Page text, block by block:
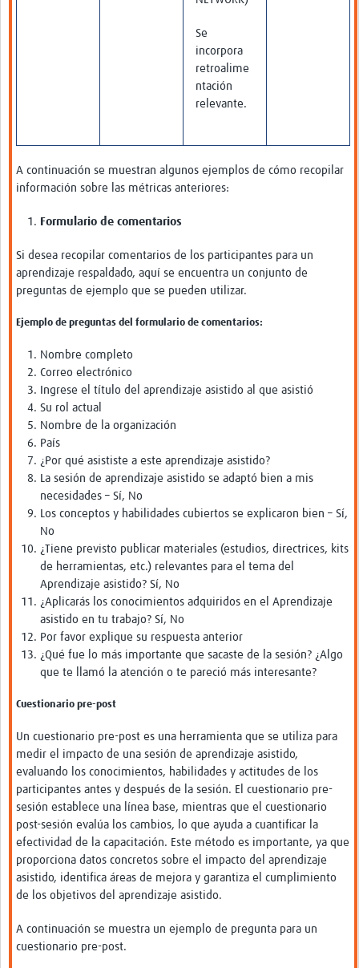
Se
incorpora
retroalime
ntación
relevante.
A continuación se muestran algunos ejemplos de cómo recopilar
información sobre las métricas anteriores:
Formulario de comentarios
Si desea recopilar comentarios de los participantes para un
aprendizaje respaldado, aquí se encuentra un conjunto de
preguntas de ejemplo que se pueden utilizar.
Ejemplo de preguntas del formulario de comentarios:
Nombre completo
Correo electrónico
Ingrese el título del aprendizaje asistido al que asistió
Su rol actual
Nombre de la organización
País
¿Por qué asististe a este aprendizaje asistido?
La sesión de aprendizaje asistido se adaptó bien a mis
necesidades – Sí, No
Los conceptos y habilidades cubiertos se explicaron bien – Sí,
No
¿Tiene previsto publicar materiales (estudios, directrices, kits
de herramientas, etc.) relevantes para el tema del
Aprendizaje asistido? Sí, No
¿Aplicarás los conocimientos adquiridos en el Aprendizaje
asistido en tu trabajo? Sí, No
Por favor explique su respuesta anterior
¿Qué fue lo más importante que sacaste de la sesión? ¿Algo
que te llamó la atención o te pareció más interesante?
Cuestionario pre-post
Un cuestionario pre-post es una herramienta que se utiliza para
medir el impacto de una sesión de aprendizaje asistido,
evaluando los conocimientos, habilidades y actitudes de los
participantes antes y después de la sesión. El cuestionario pre-
sesión establece una línea base, mientras que el cuestionario
post-sesión evalúa los cambios, lo que ayuda a cuantificar la
efectividad de la capacitación. Este método es importante, ya que
proporciona datos concretos sobre el impacto del aprendizaje
asistido, identifica áreas de mejora y garantiza el cumplimiento
de los objetivos del aprendizaje asistido.
A continuación se muestra un ejemplo de pregunta para un
cuestionario pre-post.